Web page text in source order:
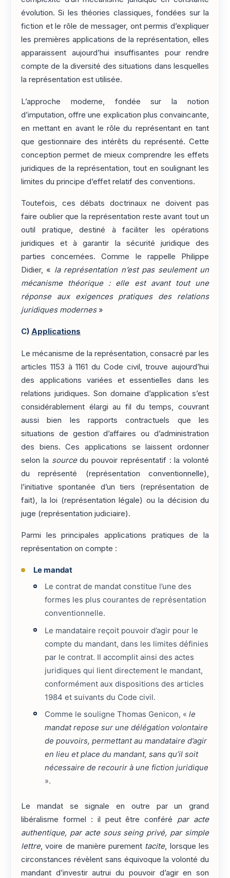
évolution. Si les théories classiques, fondées sur la
fiction et le rôle de messager, ont permis d’expliquer
les premières applications de la représentation, elles
apparaissent aujourd’hui insuffisantes pour rendre
compte de la diversité des situations dans lesquelles
la représentation est utilisée.
L’approche moderne, fondée sur la notion
d’imputation, offre une explication plus convaincante,
en mettant en avant le rôle du représentant en tant
que gestionnaire des intérêts du représenté. Cette
conception permet de mieux comprendre les effets
juridiques de la représentation, tout en soulignant les
limites du principe d’effet relatif des conventions.
Toutefois, ces débats doctrinaux ne doivent pas
faire oublier que la représentation reste avant tout un
outil pratique, destiné à faciliter les opérations
juridiques et à garantir la sécurité juridique des
parties concernées. Comme le rappelle Philippe
Didier, « la représentation n’est pas seulement un
mécanisme théorique : elle est avant tout une
réponse aux exigences pratiques des relations
juridiques modernes»
C) Applications
Le mécanisme de la représentation, consacré par les
articles 1153 à 1161 du Code civil, trouve aujourd’hui
des applications variées et essentielles dans les
relations juridiques. Son domaine d’application s’est
considérablement élargi au fil du temps, couvrant
aussi bien les rapports contractuels que les
situations de gestion d’affaires ou d’administration
des biens. Ces applications se laissent ordonner
selon la sourcedu pouvoir représentatif : la volonté
du représenté (représentation conventionnelle),
l’initiative spontanée d’un tiers (représentation de
fait), la loi (représentation légale) ou la décision du
juge (représentation judiciaire).
Parmi les principales applications pratiques de la
représentation on compte :
Le mandat
Le contrat de mandat constitue l’une des
formes les plus courantes de représentation
conventionnelle.
Le mandataire reçoit pouvoir d’agir pour le
compte du mandant, dans les limites définies
par le contrat. Il accomplit ainsi des actes
juridiques qui lient directement le mandant,
conformément aux dispositions des articles
1984 et suivants du Code civil.
Comme le souligne Thomas Genicon, «le
mandat repose sur une délégation volontaire
de pouvoirs, permettant au mandataire d’agir
en lieu et place du mandant, sans qu’il soit
nécessaire de recourir à une fiction juridique
».
Le mandat se signale en outre par un grand
libéralisme formel : il peut être conféré par acte
authentique, par acte sous seing privé, par simple
lettre, voire de manière purement tacite, lorsque les
circonstances révèlent sans équivoque la volonté du
mandant d’investir autrui du pouvoir d’agir en son